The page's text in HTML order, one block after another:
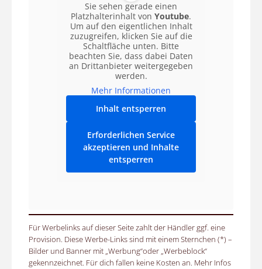
Sie sehen gerade einen
Platzhalterinhalt von Youtube.
Um auf den eigentlichen Inhalt
zuzugreifen, klicken Sie auf die
Schaltfläche unten. Bitte
beachten Sie, dass dabei Daten
an Drittanbieter weitergegeben
werden.
Mehr Informationen
Inhalt entsperren
Erforderlichen Service
akzeptieren und Inhalte
entsperren
Für Werbelinks auf dieser Seite zahlt der Händler ggf. eine
Provision. Diese Werbe-Links sind mit einem Sternchen (*) –
Bilder und Banner mit „Werbung“oder „Werbeblock“
gekennzeichnet. Für dich fallen keine Kosten an. Mehr Infos